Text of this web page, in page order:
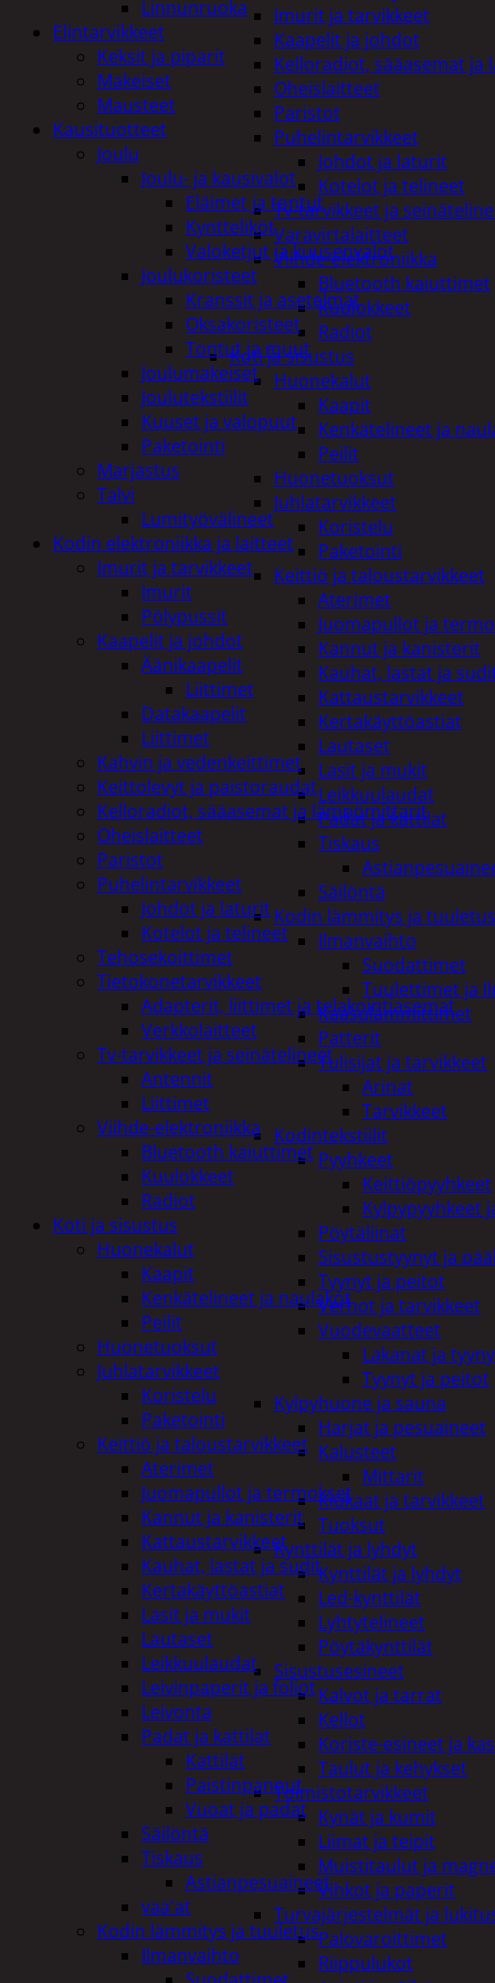
Imurit ja tarvikkeet
Kaapelit ja johdot
Kelloradiot, sääasemat
Oheislaitteet
Paristot
Puhelintarvikkeet
Johdot ja laturit
Kotelot ja telineet
Tv-tarvikkeet ja
Varavirtalaitteet
Viihde-elektroniikka
Bluetooth kaiuttimet
Kuulokkeet
Radiot
Koti ja sisustus
Huonekalut
Kaapit
Kenkätelineet ja
Peilit
Huonetuoksut
Juhlatarvikkeet
Koristelu
Paketointi
Keittiö ja taloustarvikkeet
Aterimet
Juomapullot ja
Kannut ja kanisterit
Kauhat, lastat ja
Kattaustarvikkeet
Kertakäyttöastiat
Lautaset
Lasit ja mukit
Leikkuulaudat
Padat ja kattilat
Tiskaus
Säilöntä
Kodin lämmitys ja tuuletus
Ilmanvaihto
Suodattimet
Tuulettimet ja
Kaasulämmittimet
Patterit
Tulisijat ja tarvikkeet
Arinat
Tarvikkeet
Kodintekstiilit
Pyyhkeet
Keittiöpyyhkeet
Kylpypyyhkeet
Pöytäliinat
Sisustustyynyt ja
Tyynyt ja peitot
Verhot ja tarvikkeet
Vuodevaatteet
Lakanat ja
Tyynyt ja peitot
Kylpyhuone ja sauna
Harjat ja pesuaineet
Kalusteet
Mittarit
Kiukaat ja tarvikkeet
Tuoksut
Kynttilät ja lyhdyt
Kynttilät ja lyhdyt
Led-kynttilät
Lyhtytelineet
Pöytäkynttilät
Sisustusesineet
Kalvot ja tarrat
Kellot
Koriste-esineet ja
Taulut ja kehykset
Toimistotarvikkeet
Kynät ja kumit
Liimat ja teipit
Muistitaulut ja
Vihkot ja paperit
Turvajärjestelmät ja
Palovaroittimet
Riippulukot
Linnunruoka
Elintarvikkeet
Keksit ja piparit
Makeiset
Mausteet
Kausituotteet
Joulu
Joulu- ja kausivalot
Eläimet ja tontut
Kyntteliköt
Valoketjut ja kuusenvalot
Joulukoristeet
Kranssit ja asetelmat
Oksakoristeet
Tontut ja muut
Joulumakeiset
Joulutekstiilit
Kuuset ja valopuut
Paketointi
Marjastus
Talvi
Lumityövälineet
Kodin elektroniikka ja laitteet
Imurit ja tarvikkeet
Imurit
Pölypussit
Kaapelit ja johdot
Äänikaapelit
Liittimet
Datakaapelit
Liittimet
Kahvin ja vedenkeittimet
Keittolevyt ja paistoraudat
Kelloradiot, sääasemat ja lämpömittarit
Oheislaitteet
Paristot
Puhelintarvikkeet
Johdot ja laturit
Kotelot ja telineet
Tehosekoittimet
Tietokonetarvikkeet
Adapterit, liittimet ja telakointiasemat
Verkkolaitteet
Tv-tarvikkeet ja seinätelineet
Antennit
Liittimet
Viihde-elektroniikka
Bluetooth kaiuttimet
Kuulokkeet
Radiot
Koti ja sisustus
Huonekalut
Kaapit
Kenkätelineet ja naulakot
Peilit
Huonetuoksut
Juhlatarvikkeet
Koristelu
Paketointi
Keittiö ja taloustarvikkeet
Aterimet
Juomapullot ja termokset
Kannut ja kanisterit
Kattaustarvikkeet
Kauhat, lastat ja sudit
Kertakäyttöastiat
Lasit ja mukit
Lautaset
Leikkuulaudat
Leivinpaperit ja foliot
Leivonta
Padat ja kattilat
Kattilat
Paistinpannut
Vuoat ja padat
Säilöntä
Tiskaus
Astianpesuaineet
vaa'at
Kodin lämmitys ja tuuletus
Ilmanvaihto